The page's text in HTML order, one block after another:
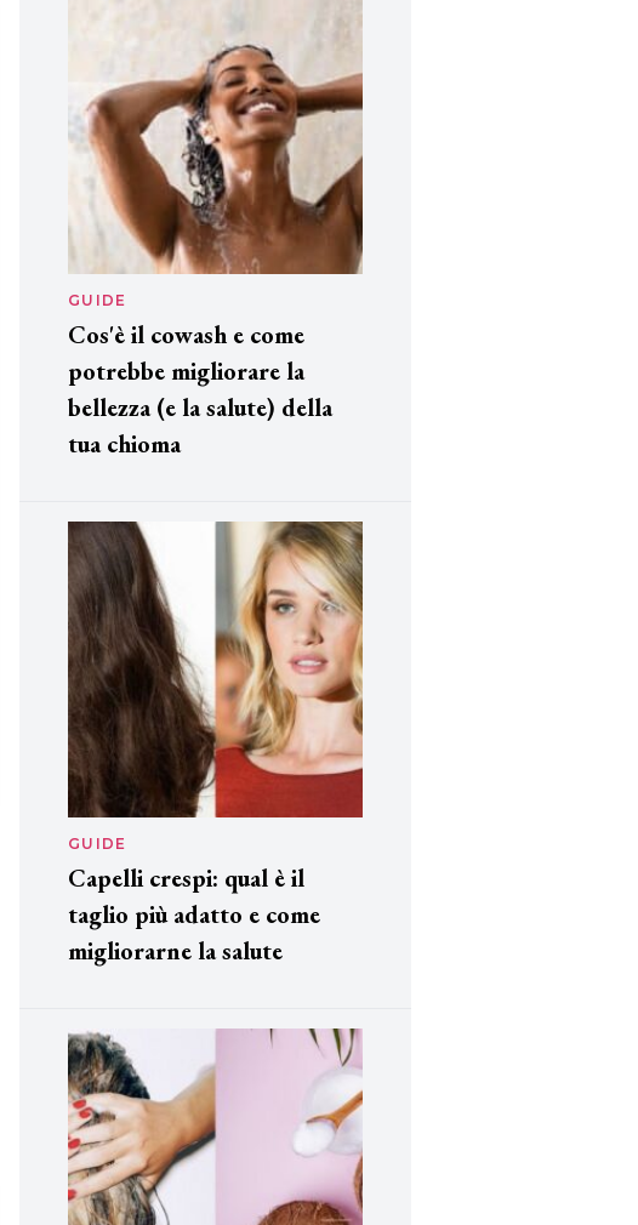
GUIDE
Cos'è il cowash e come
potrebbe migliorare la
bellezza (e la salute) della
tua chioma
GUIDE
Capelli crespi: qual è il
taglio più adatto e come
migliorarne la salute